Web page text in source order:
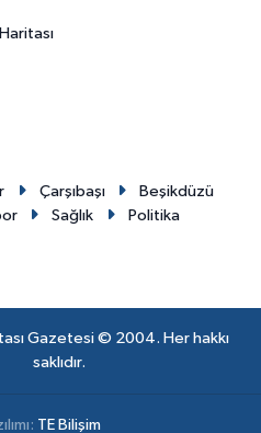
Çarşıbaşı
Beşikdüzü
Sağlık
Politika
Gazetesi © 2004. Her hakkı
saklıdır.
TE Bilişim